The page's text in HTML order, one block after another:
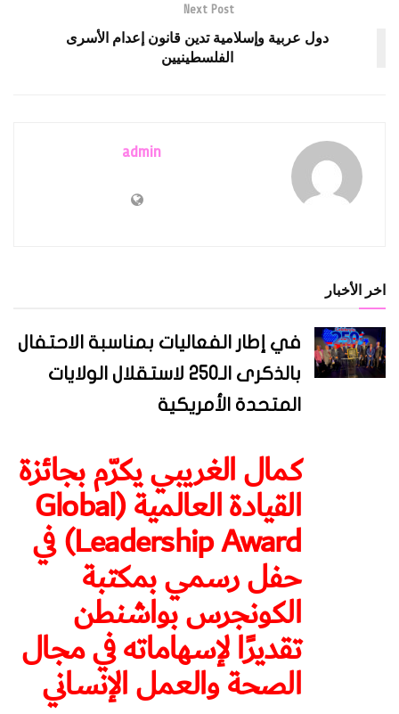
Next Post
دول عربية وإسلامية تدين قانون إعدام الأسرى
الفلسطينيين
admin
اخر الأخبار
في إطار الفعاليات بمناسبة الاحتفال
بالذكرى الـ250 لاستقلال الولايات
المتحدة الأمريكية
كمال الغريبي يكرّم بجائزة
القيادة العالمية (Global
Leadership Award) في
حفل رسمي بمكتبة
الكونجرس بواشنطن
تقديرًا لإسهاماته في مجال
الصحة والعمل الإنساني